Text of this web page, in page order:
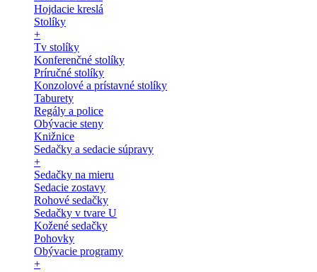
Hojdacie kreslá
Stolíky
+
Tv stolíky
Konferenčné stolíky
Príručné stolíky
Konzolové a prístavné stolíky
Taburety
Regály a police
Obývacie steny
Knižnice
Sedačky a sedacie súpravy
+
Sedačky na mieru
Sedacie zostavy
Rohové sedačky
Sedačky v tvare U
Kožené sedačky
Pohovky
Obývacie programy
+